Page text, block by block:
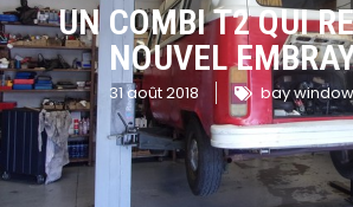
UN COMBI T2 QUI
NOUVEL
31 août 2018 bay window